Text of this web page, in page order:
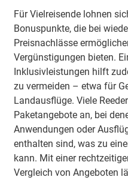
Für Vielreisende lohnen
Bonuspunkte, die bei
Preisnachlässe
Vergünstigungen bieten.
Inklusivleistungen hilft
zu vermeiden – etwa für
Landausflüge. Viele
Paketangebote an, bei
Anwendungen oder
enthalten sind, was zu
kann. Mit einer
Vergleich von Angeboten